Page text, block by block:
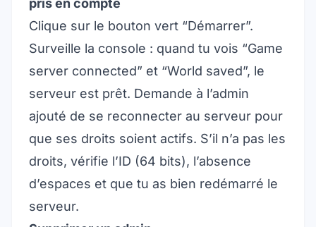
pris en compte
Clique sur le bouton vert “Démarrer”.
Surveille la console : quand tu vois “Game
server connected” et “World saved”, le
serveur est prêt. Demande à l’admin
ajouté de se reconnecter au serveur pour
que ses droits soient actifs. S’il n’a pas les
droits, vérifie l’ID (64 bits), l’absence
d’espaces et que tu as bien redémarré le
serveur.